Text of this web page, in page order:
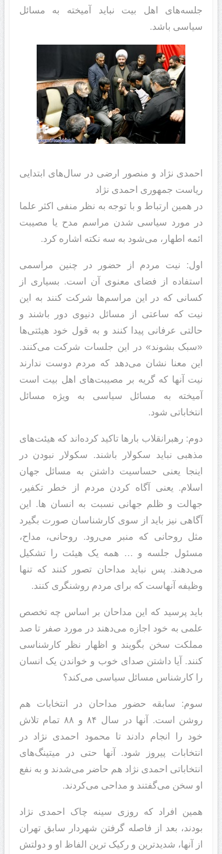
جلسه‌های اهل بیت نباید آمیخته به مسائل
سیاسی باشد.
احمدی نژاد و منصور ارضی در سال‌های ابتدایی
ریاست جمهوری احمدی نژاد
در همین ارتباط و با توجه به نظر منفی اکثر علما
در مورد سیاسی شدن مراسم مدح یا مصیبت
ائمه اطهار، می‌شود به سه نکته اشاره کرد.
اول: نیت مردم از حضور در چنین مراسمی
استفاده از فضای معنوی آن است. بسیاری از
کسانی که در این مراسم‌ها شرکت کنند به این
نیت که ساعتی از مسائل دنیوی دور باشند و
حالتی عرفانی پیدا کنند و به قول خود هیئتی‌ها
«سبک بشوند» در این جلسات شرکت می‌کنند.
این معنا نشان می‌دهد که مردم دوست ندارند
نیت آنها که گریه بر مصیبت‌های اهل بیت است
آمیخته به مسائل سیاسی به ویژه مسائل
انتخاباتی شود.
دوم: رهبرانقلاب بارها تاکید کرده‌اند که هیئت‌های
مذهبی نباید سکولار باشند. سکولار نبودن در
اینجا یعنی حساسیت داشتن به مسائل جهان
اسلام. یعنی آگاه کردن مردم از خطر تکفیر،
جهالت و ظلم جهانی نسبت به انسان ها. این
آگاهی نیز باید از سوی کارشناسان صورت بگیرد
مثل روحانی که منبر می‌رود. روحانی، مداح،
مسئول جلسه و … همه یک هیئت را تشکیل
می‌دهند. پس نباید مداحان تصور کنند که تنها
وظیفه آنهاست که برای مردم روشنگری کنند.
باید پرسید که این مداحان بر اساس چه تخصص
علمی به خود اجازه می‌دهند در مورد صفر تا صد
مملکت سخن بگویند و اظهار نظر کارشناسی
کنند. آیا داشتن صدای خوب و خواندن یک انسان
را کارشناس مسائل سیاسی می‌کند؟
سوم: سابقه حضور مداحان در انتخابات هم
روشن است. آنها در سال ۸۴ و ۸۸ تمام تلاش
خود را انجام دادند تا محمود احمدی نژاد در
انتخابات پیروز شود. آنها حتی در میتینگ‌های
انتخاباتی احمدی نژاد هم حاضر می‌شدند و به نفع
او سخن می‌گفتند و مداحی می‌کردند.
همین افراد که روزی سینه چاک احمدی نژاد
بودند، بعد از فاصله گرفتن شهردار سابق تهران
از آنها، شدیدترین و رکیک ترین الفاظ او و دولتش